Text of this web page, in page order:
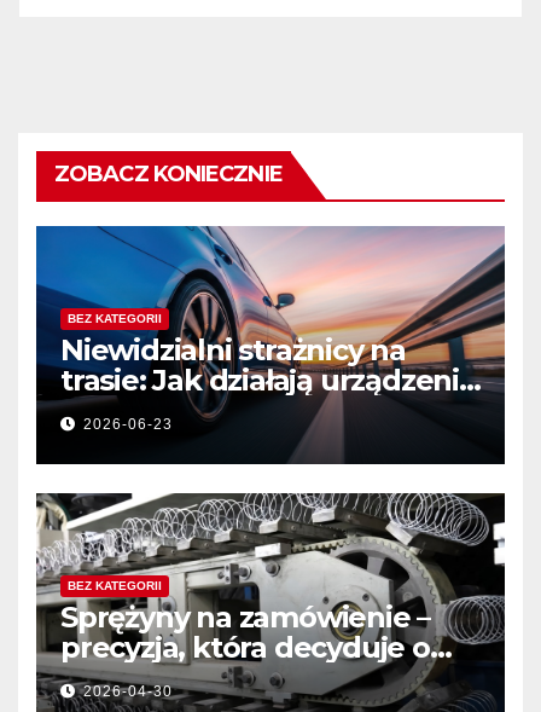
ZOBACZ KONIECZNIE
BEZ KATEGORII
Niewidzialni strażnicy na
trasie: Jak działają urządzenia
bezpieczeństwa ruchu
drogowego?
2026-06-23
BEZ KATEGORII
Sprężyny na zamówienie –
precyzja, która decyduje o
jakości produktu
2026-04-30